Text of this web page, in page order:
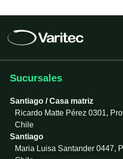
Sucursales
Santiago / Casa matriz
Ricardo Matte Pérez 0301,
Chile
Santiago
Maria Luisa Santander 0447,